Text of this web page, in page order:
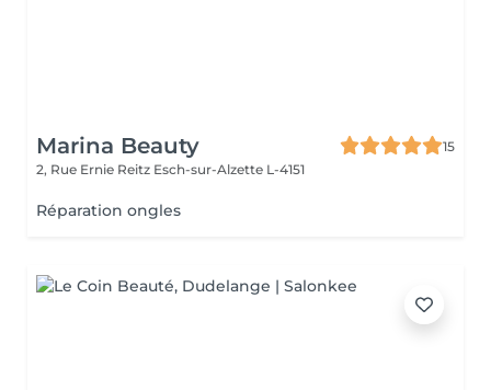
Marina Beauty
15
2, Rue Ernie Reitz Esch-sur-Alzette L-4151
Réparation ongles